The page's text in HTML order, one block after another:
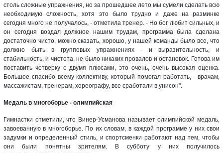
столь сложные упражнения, но за прошедшее лето мы сумели сделать всю
необходимую сложность, хотя это было трудно и даже на разминке
сегодня много не получалось, - отметила тренер. - Но бог любит сильных, и
он сегодня воздал должное нашим трудам, программа была сделана
достаточно чисто, можно сказать, хорошо, у нашей команды было все, что
должно быть в групповых упражнениях - и выразительность, и
стабильность, и чистота, не было никаких провалов и остановок. Готова им
поставить четверку с двумя плюсами, это очень, очень высокая оценка.
Большое спасибо всему коллективу, который помогал работать, - врачам,
массажистам, тренерам, хореографу, все сработали в унисон".
Медаль в многоборье - олимпийская
Гимнастки отметили, что Винер-Усманова называет олимпийской медаль,
завоеванную в многоборье. По их словам, в каждой программе у них свои
задумки и определенный стиль, и спортсменки работают над тем, чтобы
они были понятны зрителям. В субботу у них получилось